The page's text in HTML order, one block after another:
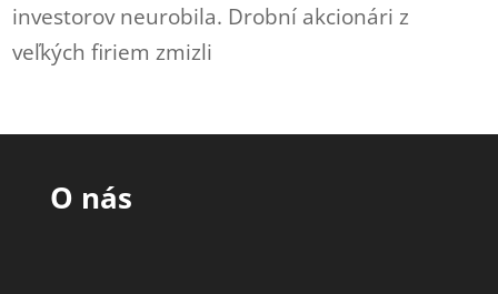
investorov neurobila. Drobní akcionári z
veľkých firiem zmizli
O nás